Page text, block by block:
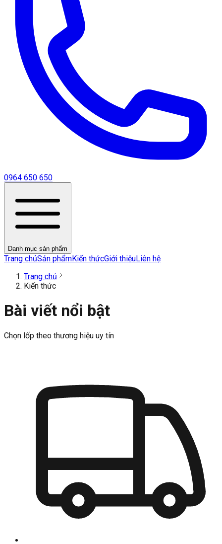
0964 650 650
Danh mục sản phẩm
Trang chủSản phẩmKiến thứcGiới thiệuLiên hệ
Trang chủ
Kiến thức
Bài viết nổi bật
Chọn lốp theo thương hiệu uy tín